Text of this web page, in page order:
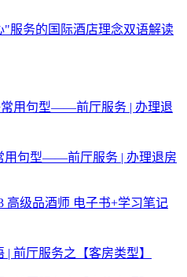
"服务的国际酒店理念双语解读
用句型——前厅服务 | 办理退
用句型——前厅服务 | 办理退房
高级品酒师 电子书+学习笔记
| 前厅服务之【客房类型】